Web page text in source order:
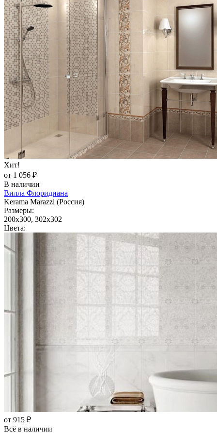
Хит!
от 1 056 ₽
В наличии
Вилла Флоридиана
Kerama Marazzi (Россия)
Размеры:
200x300, 302x302
Цвета:
от 915 ₽
Всё в наличии